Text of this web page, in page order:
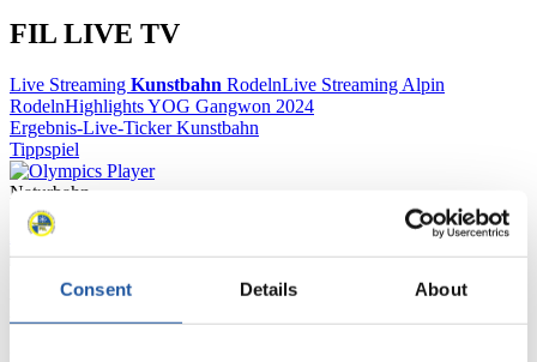
Consent Details About
FIL LIVE TV
Live Streaming Kunstbahn RodelnLive Streaming Alpin
RodelnHighlights YOG Gangwon 2024
Ergebnis-Live-Ticker Kunstbahn
Tippspiel
Naturbahn
Zielgruppen Anzeigen